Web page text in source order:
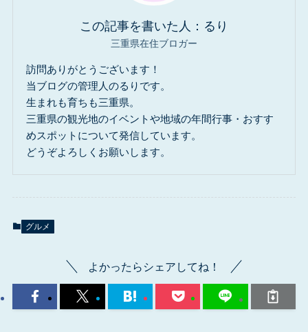
この記事を書いた人：るり
三重県在住ブロガー
訪問ありがとうございます！
当ブログの管理人のるりです。
生まれも育ちも三重県。
三重県の観光地のイベントや地域の年間行事・おすす
めスポットについて発信しています。
どうぞよろしくお願いします。
グルメ
よかったらシェアしてね！